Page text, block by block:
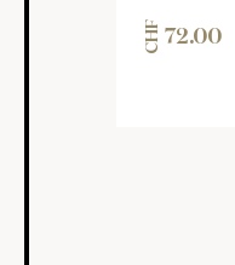
CHF 72.00